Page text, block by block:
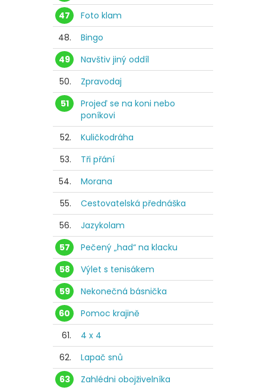
47
Foto klam
48.
Bingo
49
Navštiv jiný oddíl
50.
Zpravodaj
51
Projeď se na koni nebo
poníkovi
52.
Kuličkodráha
53.
Tři přání
54.
Morana
55.
Cestovatelská přednáška
56.
Jazykolam
57
Pečený „had“ na klacku
58
Výlet s tenisákem
59
Nekonečná básnička
60
Pomoc krajině
61.
4 x 4
62.
Lapač snů
63
Zahlédni obojživelníka